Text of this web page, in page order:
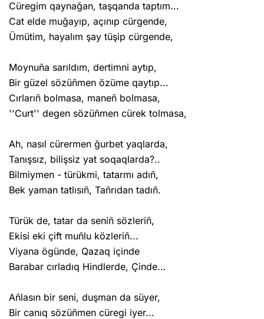
Cüregim qaynağan, taşqanda taptım...
Cat elde muğayıp, açınıp cürgende,
Ümütim, hayalım şay tüşip cürgende,
Moynuña sarıldım, dertimni aytıp,
Bir güzel sözüñmen özüme qaytıp...
Cırlarıñ bolmasa, maneñ bolmasa,
''Curt'' degen sözüñmen cürek tolmasa,
Ah, nasıl cürermen ğurbet yaqlarda,
Tanışsız, bilişsiz yat soqaqlarda?..
Bilmiymen - türükmi, tatarmı adıñ,
Bek yaman tatlısıñ, Tañrıdan tadıñ.
Türük de, tatar da seniñ sözleriñ,
Ekisi eki çift muñlu közleriñ...
Viyana ögünde, Qazaq içinde
Barabar cırladıq Hindlerde, Çinde...
Añlasın bir seni, duşman da süyer,
Bir canıq sözüñmen cüregi iyer...